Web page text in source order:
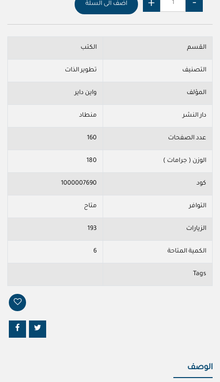
اضف الى السلة
القسم الكتب
التصنيف تطوير الذات
المؤلف واين داير
دار النشر منطاد
عدد الصفحات 160
الوزن ( جرامات ) 180
كود 1000007690
التوافر متاح
الزيارات 193
الكمية المتاحة 6
Tags
الوصف